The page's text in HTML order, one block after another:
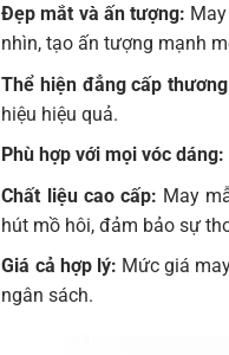
Đẹp mắt và ấn tượng:
nhìn, tạo ấn tượng mạnh
Thể hiện đẳng cấp
hiệu hiệu quả.
Phù hợp với mọi vóc dáng:
Chất liệu cao cấp: May
hút mồ hôi, đảm bảo sự
Giá cả hợp lý: Mức giá
ngân sách.